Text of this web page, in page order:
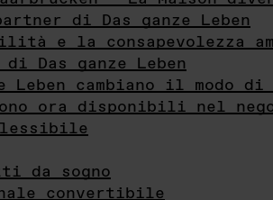
di Das ganze Leben
e la consapevolezza
Das ganze Leben
cambiano il modo
ora disponibili nel
da sogno
convertibile